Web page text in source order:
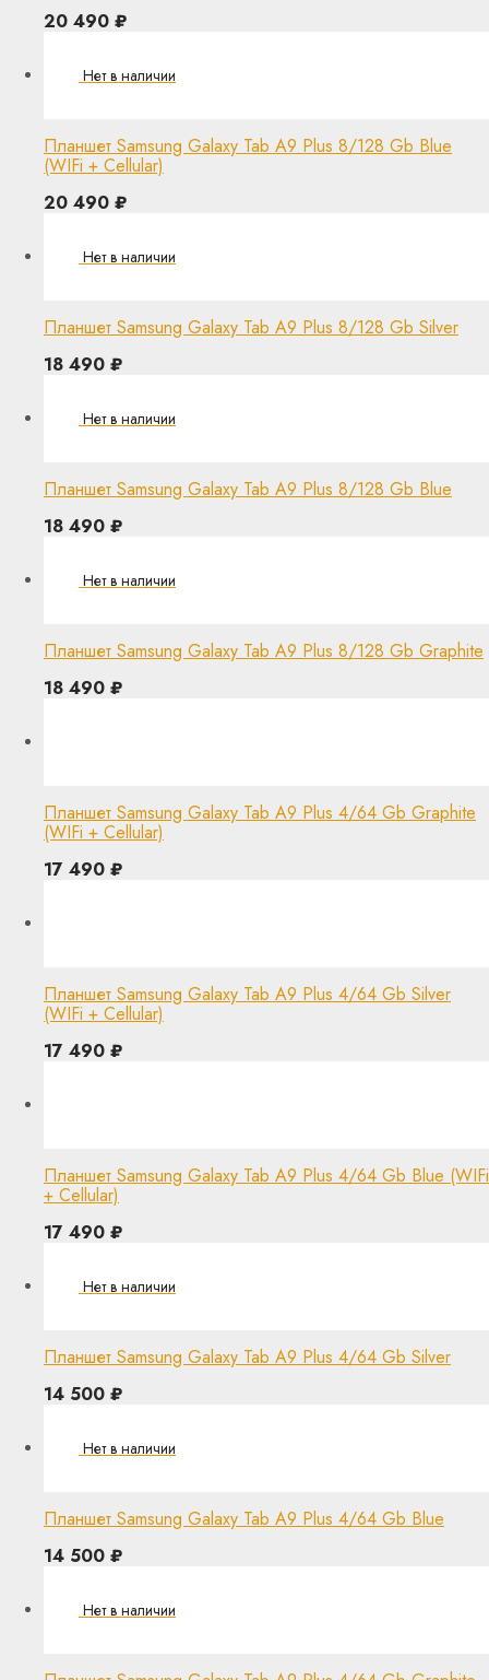
20 490 ₽
Планшет Samsung Galaxy Tab A9 Plus 8/128 Gb Blue
(WIFi + Cellular)
20 490 ₽
Планшет Samsung Galaxy Tab A9 Plus 8/128 Gb Silver
18 490 ₽
Планшет Samsung Galaxy Tab A9 Plus 8/128 Gb Blue
18 490 ₽
Планшет Samsung Galaxy Tab A9 Plus 8/128 Gb Graphite
18 490 ₽
Планшет Samsung Galaxy Tab A9 Plus 4/64 Gb Graphite
(WIFi + Cellular)
17 490 ₽
Планшет Samsung Galaxy Tab A9 Plus 4/64 Gb Silver
(WIFi + Cellular)
17 490 ₽
Планшет Samsung Galaxy Tab A9 Plus 4/64 Gb Blue (WIFi
+ Cellular)
17 490 ₽
Планшет Samsung Galaxy Tab A9 Plus 4/64 Gb Silver
14 500 ₽
Планшет Samsung Galaxy Tab A9 Plus 4/64 Gb Blue
14 500 ₽